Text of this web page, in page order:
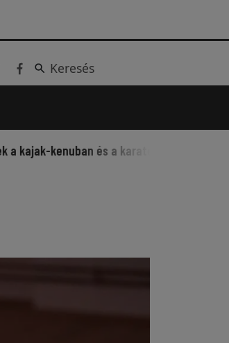
Keresés
és a karatéban